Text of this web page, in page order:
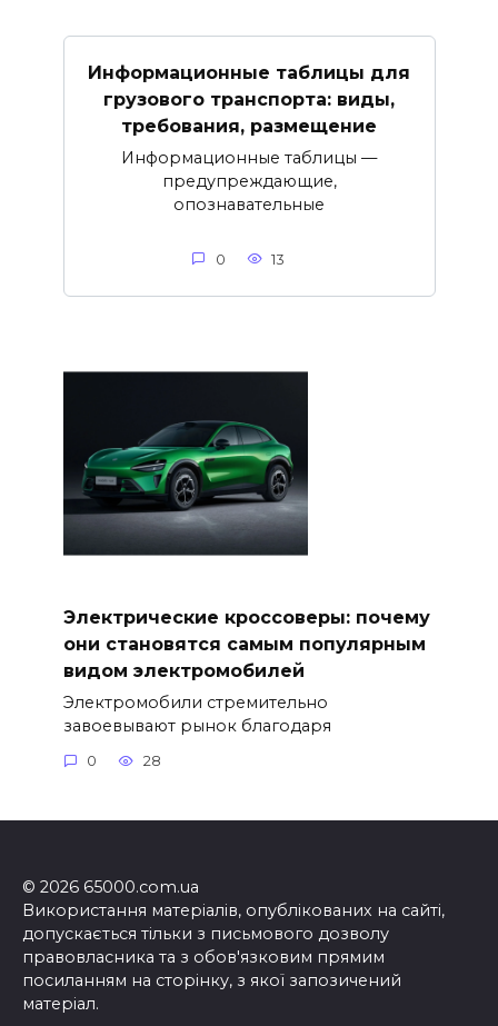
Информационные таблицы для
грузового транспорта: виды,
требования, размещение
Информационные таблицы —
предупреждающие,
опознавательные
0 13
Электрические кроссоверы: почему
они становятся самым популярным
видом электромобилей
Электромобили стремительно
завоевывают рынок благодаря
0 28
© 2026 65000.com.ua
Використання матеріалів, опублікованих на сайті,
допускається тільки з письмового дозволу
правовласника та з обов'язковим прямим
посиланням на сторінку, з якої запозичений
матеріал.